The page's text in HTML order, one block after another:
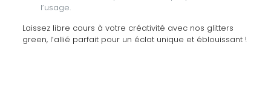
l’usage.
Laissez libre cours à votre créativité avec nos glitters
green, l’allié parfait pour un éclat unique et éblouissant !